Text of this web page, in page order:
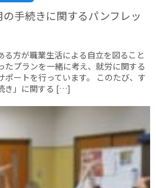
手続きに関するパンフレッ
る方が職業生活による自立を図ること
たプランを一緒に考え、就労に関する
ートを行っています。 このたび、す
き」に関する […]